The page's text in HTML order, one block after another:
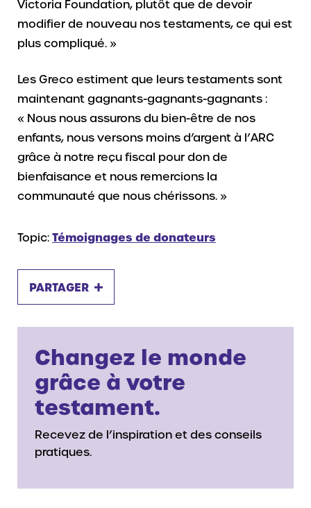
Victoria Foundation, plutôt que de devoir
modifier de nouveau nos testaments, ce qui est
plus compliqué. »
Les Greco estiment que leurs testaments sont
maintenant gagnants-gagnants-gagnants :
« Nous nous assurons du bien-être de nos
enfants, nous versons moins d’argent à l’ARC
grâce à notre reçu fiscal pour don de
bienfaisance et nous remercions la
communauté que nous chérissons. »
Topic: Témoignages de donateurs
PARTAGER
Changez le monde
grâce à votre
testament.
Recevez de l’inspiration et des conseils
pratiques.